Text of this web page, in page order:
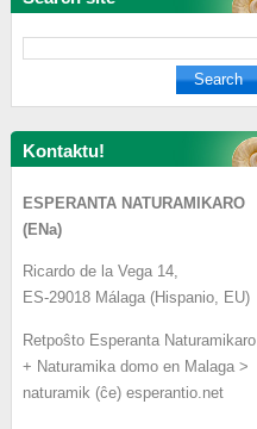
Kontaktu!
ESPERANTA NATURAMIKARO
(ENa)
Ricardo de la Vega 14,
ES-29018 Málaga (Hispanio, EU)
Retpoŝto Esperanta Naturamikaro
+ Naturamika domo en Malaga >
naturamik (ĉe) esperantio.net